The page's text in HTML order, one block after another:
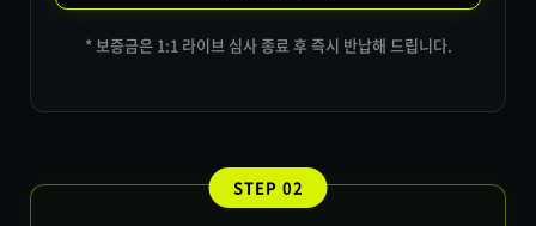
* 보증금은 1:1 라이브 심사 종료 후 즉시 반납해 드립니다.
STEP 02